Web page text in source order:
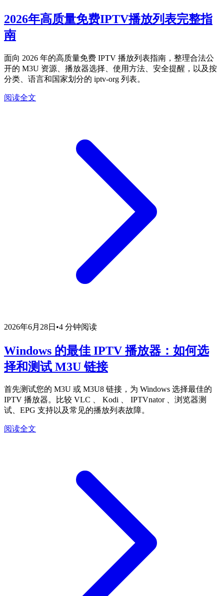
2026年高质量免费IPTV播放列表完整指
南
面向 2026 年的高质量免费 IPTV 播放列表指南，整理合法公
开的 M3U 资源、播放器选择、使用方法、安全提醒，以及按
分类、语言和国家划分的 iptv-org 列表。
阅读全文
2026年6月28日 •4 分钟阅读
Windows 的最佳 IPTV 播放器：如何选
择和测试 M3U 链接
首先测试您的 M3U 或 M3U8 链接，为 Windows 选择最佳的
IPTV 播放器。比较 VLC 、 Kodi 、 IPTVnator 、浏览器测
试、EPG 支持以及常见的播放列表故障。
阅读全文